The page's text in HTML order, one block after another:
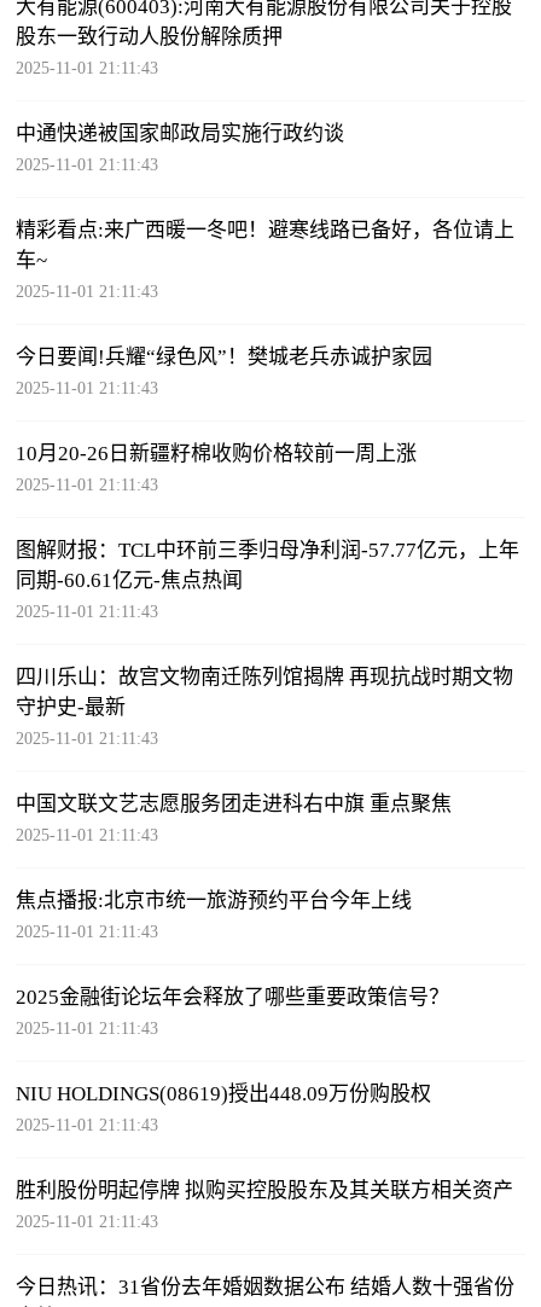
大有能源(600403):河南大有能源股份有限公司关于控股
股东一致行动人股份解除质押
2025-11-01 21:11:43
中通快递被国家邮政局实施行政约谈
2025-11-01 21:11:43
精彩看点:来广西暖一冬吧！避寒线路已备好，各位请上
车~
2025-11-01 21:11:43
今日要闻!兵耀“绿色风”！樊城老兵赤诚护家园
2025-11-01 21:11:43
10月20-26日新疆籽棉收购价格较前一周上涨
2025-11-01 21:11:43
图解财报：TCL中环前三季归母净利润-57.77亿元，上年
同期-60.61亿元-焦点热闻
2025-11-01 21:11:43
四川乐山：故宫文物南迁陈列馆揭牌 再现抗战时期文物
守护史-最新
2025-11-01 21:11:43
中国文联文艺志愿服务团走进科右中旗 重点聚焦
2025-11-01 21:11:43
焦点播报:北京市统一旅游预约平台今年上线
2025-11-01 21:11:43
2025金融街论坛年会释放了哪些重要政策信号？
2025-11-01 21:11:43
NIU HOLDINGS(08619)授出448.09万份购股权
2025-11-01 21:11:43
胜利股份明起停牌 拟购买控股股东及其关联方相关资产
2025-11-01 21:11:43
今日热讯：31省份去年婚姻数据公布 结婚人数十强省份